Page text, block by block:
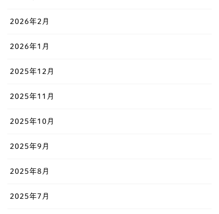
2026年2月
2026年1月
2025年12月
2025年11月
2025年10月
2025年9月
2025年8月
2025年7月